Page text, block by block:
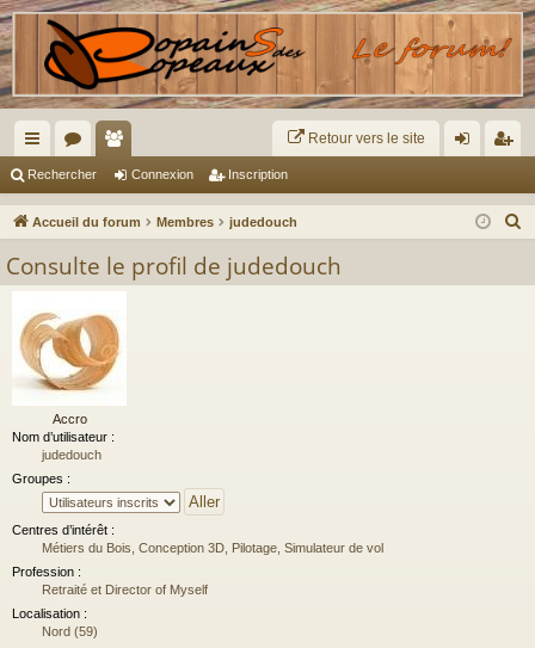
ac
co
ci
s
or
u
s
m
es
Retour vers le site
ne
on
cri
on
Rechercher Connexion Inscription
Accueil du forum Membres judedouch
Consulte le profil de judedouch
Accro
Nom d’utilisateur :
judedouch
Groupes :
Centres d’intérêt :
Métiers du Bois, Conception 3D, Pilotage, Simulateur de vol
Profession :
Retraité et Director of Myself
Localisation :
Nord (59)